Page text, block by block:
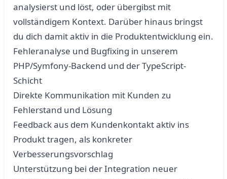
analysierst und löst, oder übergibst mit
vollständigem Kontext. Darüber hinaus bringst
du dich damit aktiv in die Produktentwicklung ein.
Fehleranalyse und Bugfixing in unserem
PHP/Symfony-Backend und der TypeScript-
Schicht
Direkte Kommunikation mit Kunden zu
Fehlerstand und Lösung
Feedback aus dem Kundenkontakt aktiv ins
Produkt tragen, als konkreter
Verbesserungsvorschlag
Unterstützung bei der Integration neuer